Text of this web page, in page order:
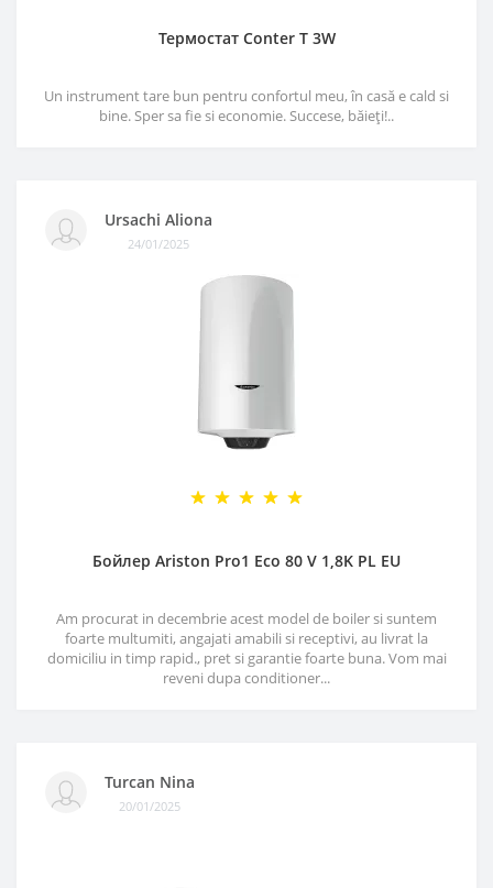
Термостат Conter T 3W
Un instrument tare bun pentru confortul meu, în casă e cald si
bine. Sper sa fie si economie. Succese, băieți!..
Ursachi Aliona
24/01/2025
Бойлер Ariston Pro1 Eco 80 V 1,8K PL EU
Am procurat in decembrie acest model de boiler si suntem
foarte multumiti, angajati amabili si receptivi, au livrat la
domiciliu in timp rapid., pret si garantie foarte buna. Vom mai
reveni dupa conditioner...
Turcan Nina
20/01/2025